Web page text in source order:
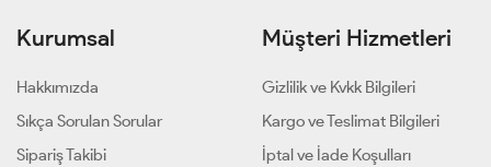
Kurumsal
Hakkımızda
Sıkça Sorulan Sorular
Sipariş Takibi
Müşteri Hizmetleri
Gizlilik ve Kvkk Bilgileri
Kargo ve Teslimat Bilgileri
İptal ve İade Koşulları